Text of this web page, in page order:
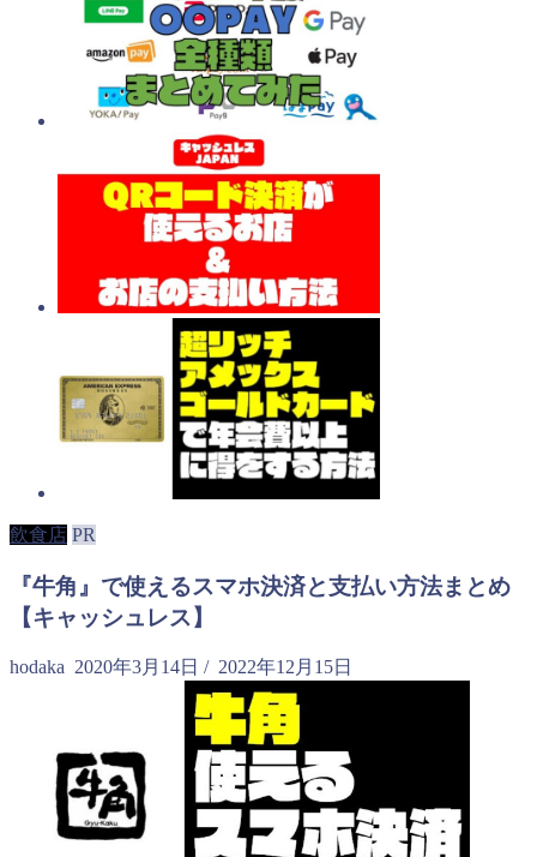
飲食店 PR
『牛角』で使えるスマホ決済と支払い方法まとめ
【キャッシュレス】
hodaka 2020年3月14日 / 2022年12月15日